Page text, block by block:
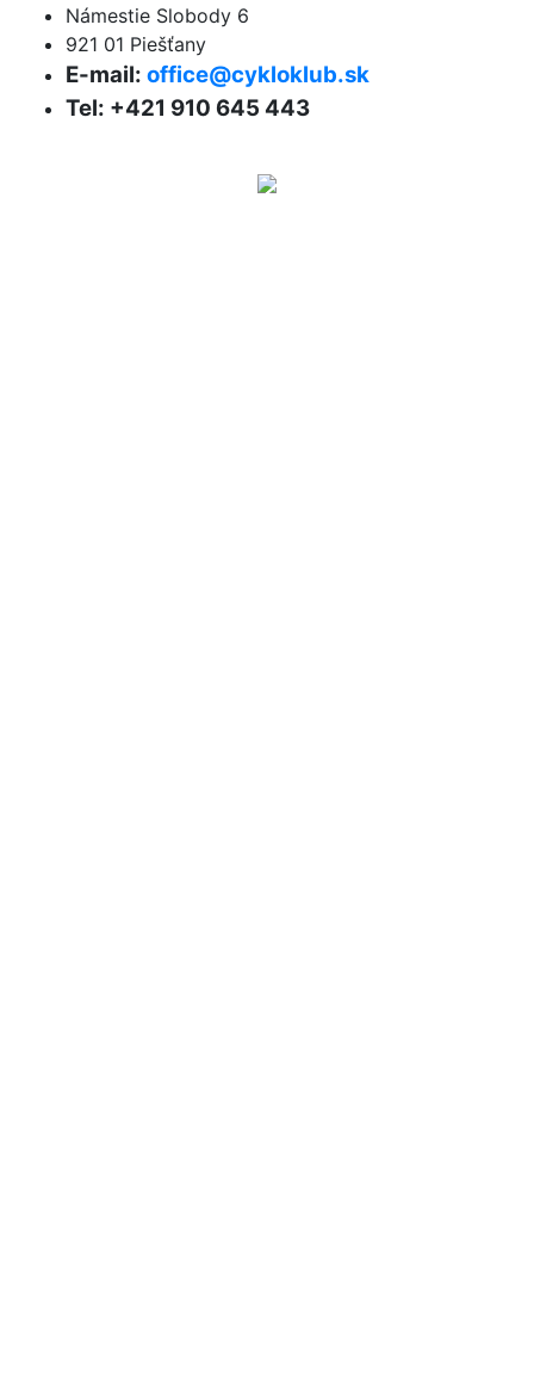
Námestie Slobody 6
921 01 Piešťany
E-mail: office@cykloklub.sk
Tel: +421 910 645 443